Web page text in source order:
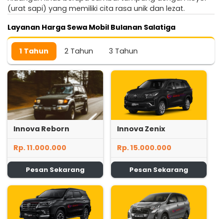
(urat sapi) yang memiliki cita rasa unik dan lezat.
Layanan Harga Sewa Mobil Bulanan Salatiga
1 Tahun 2 Tahun 3 Tahun
Innova Reborn
Rp. 11.000.000
Pesan Sekarang
Innova Zenix
Rp. 15.000.000
Pesan Sekarang